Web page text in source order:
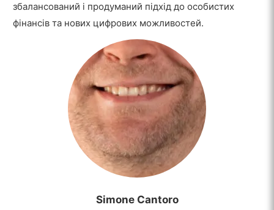
збалансований і продуманий підхід до особистих
фінансів та нових цифрових можливостей.
Simone Cantoro